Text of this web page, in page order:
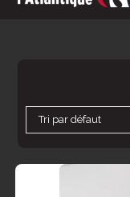
Tri par défaut